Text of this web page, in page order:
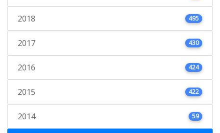
2018 495
2017 430
2016 424
2015 422
2014 59